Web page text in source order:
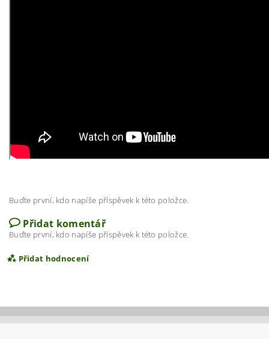
Buďte první, kdo napíše příspěvek k této položce.
Přidat komentář
Buďte první, kdo napíše příspěvek k této položce.
Přidat hodnocení